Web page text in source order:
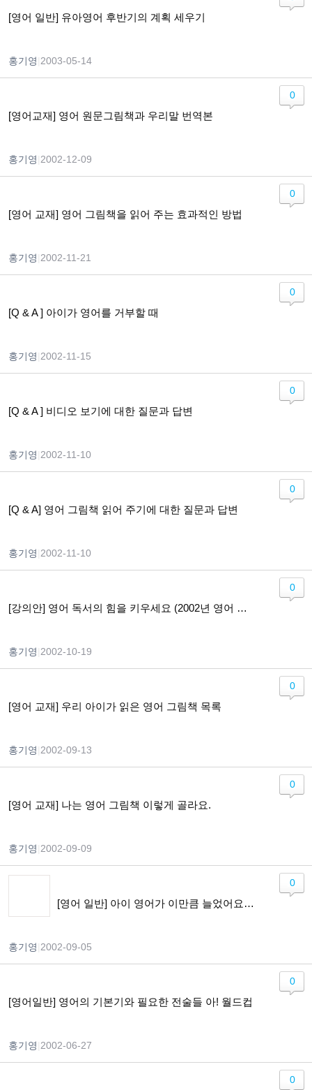
[영어 일반] 유아영어 후반기의 계획 세우기
홍기영 2003-05-14
[영어교재] 영어 원문그림책과 우리말 번역본
홍기영 2002-12-09
0
[영어 교재] 영어 그림책을 읽어 주는 효과적인 방법
홍기영 2002-11-21
0
[Q & A ] 아이가 영어를 거부할 때
홍기영 2002-11-15
0
[Q & A ] 비디오 보기에 대한 질문과 답변
홍기영 2002-11-10
0
[Q & A] 영어 그림책 읽어 주기에 대한 질문과 답변
홍기영 2002-11-10
0
[강의안] 영어 독서의 힘을 키우세요 (2002년 영어 박람회)
홍기영 2002-10-19
0
[영어 교재] 우리 아이가 읽은 영어 그림책 목록
홍기영 2002-09-13
0
[영어 교재] 나는 영어 그림책 이렇게 골라요.
홍기영 2002-09-09
0
[영어 일반] 아이 영어가 이만큼 늘었어요 (만 4세 반)
홍기영 2002-09-05
0
[영어일반] 영어의 기본기와 필요한 전술들 아! 월드컵
홍기영 2002-06-27
0
0